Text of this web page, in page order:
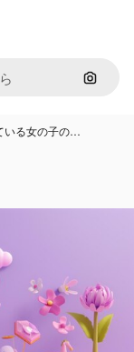
画像で
いる女の子の…